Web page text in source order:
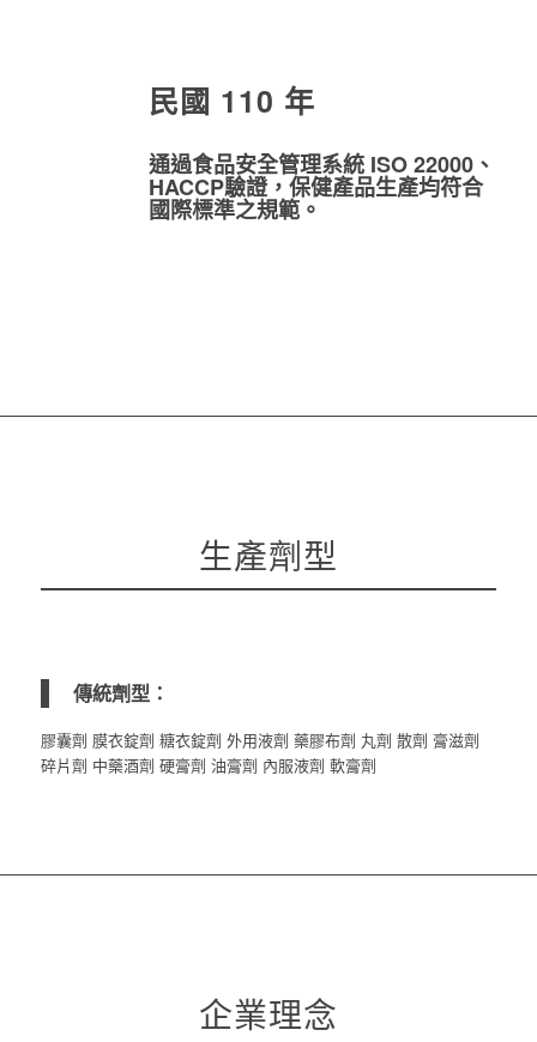
民國 110 年
通過食品安全管理系統 ISO 22000、
HACCP驗證，保健產品生產均符合
國際標準之規範。
生產劑型
傳統劑型：
膠囊劑 膜衣錠劑 糖衣錠劑 外用液劑 藥膠布劑 丸劑 散劑 膏滋劑
碎片劑 中藥酒劑 硬膏劑 油膏劑 內服液劑 軟膏劑
企業理念